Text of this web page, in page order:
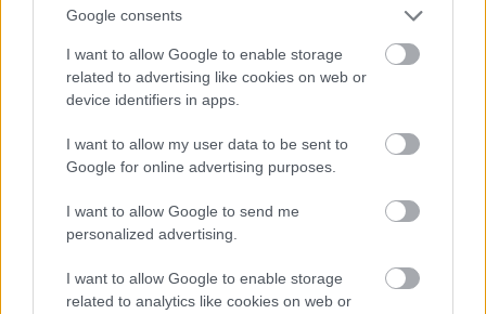
Google consents
I want to allow Google to enable storage
related to advertising like cookies on web or
device identifiers in apps.
I want to allow my user data to be sent to
Google for online advertising purposes.
I want to allow Google to send me
personalized advertising.
I want to allow Google to enable storage
related to analytics like cookies on web or
@szánmonoxid
Nos, köszönöm szépen a személyeskedést, de
normális is vagyok és faszságot sem beszéltem.
1. A HELYI légszennyezettségről beszéltem, amit
tömegközlekedés meg a teherszállítás okoz, hanem
az átmenő autóforgalom. Országosan valóban az
ipar és a nem megfellelő lakossági fűtés okozza
problémát, de én senkit sem láttam még a V., VI., VII.
kerületben stb. rongyokkal és hulladékkal fűteni a
táv és gázfűtés meg nem okoz akkora szállópor
koncentrációt.